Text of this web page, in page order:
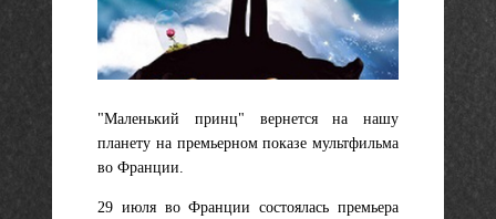
"Маленький принц" вернется на нашу
планету на премьерном показе мультфильма
во Франции.
29 июля во Франции состоялась премьера